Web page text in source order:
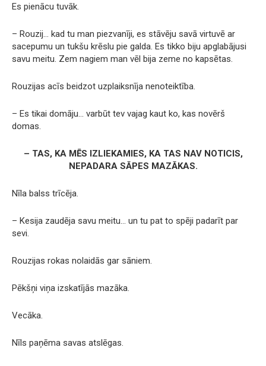
Es pienācu tuvāk.
– Rouzij… kad tu man piezvanīji, es stāvēju savā virtuvē ar
sacepumu un tukšu krēslu pie galda. Es tikko biju apglabājusi
savu meitu. Zem nagiem man vēl bija zeme no kapsētas.
Rouzijas acīs beidzot uzplaiksnīja nenoteiktība.
– Es tikai domāju… varbūt tev vajag kaut ko, kas novērš
domas.
– TAS, KA MĒS IZLIEKAMIES, KA TAS NAV NOTICIS,
NEPADARA SĀPES MAZĀKAS.
Nīla balss trīcēja.
– Kesija zaudēja savu meitu… un tu pat to spēji padarīt par
sevi.
Rouzijas rokas nolaidās gar sāniem.
Pēkšņi viņa izskatījās mazāka.
Vecāka.
Nīls paņēma savas atslēgas.